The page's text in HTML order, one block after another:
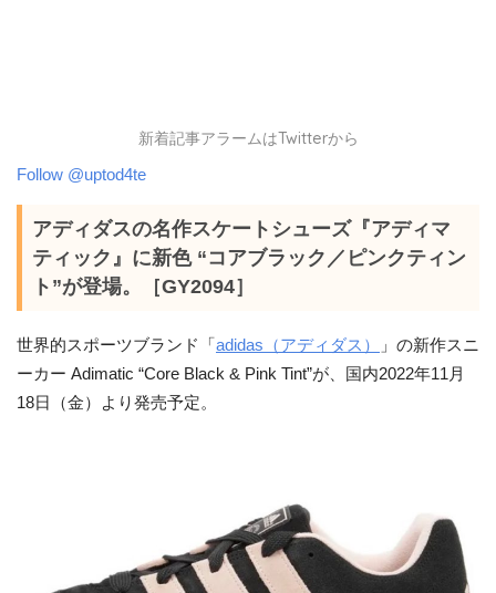
新着記事アラームはTwitterから
Follow @uptod4te
アディダスの名作スケートシューズ『アディマ
ティック』に新色 “コアブラック／ピンクティン
ト”が登場。［GY2094］
世界的スポーツブランド「 adidas（アディダス）
」の新作スニ
ーカー Adimatic “Core Black & Pink Tint”が、国内2022年11月
18日（金）より発売予定。